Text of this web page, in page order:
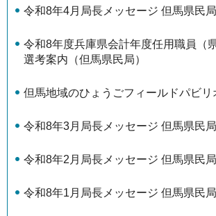
令和8年4月局長メッセージ 但馬県民
令和8年度兵庫県会計年度任用職員（
選考案内（但馬県民局）
但馬地域のひょうごフィールドパビリ
令和8年3月局長メッセージ 但馬県民
令和8年2月局長メッセージ 但馬県民
令和8年1月局長メッセージ 但馬県民